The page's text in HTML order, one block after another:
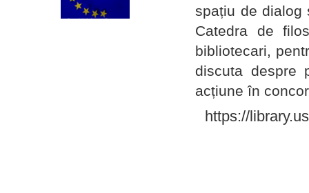
spațiu de dialog
Catedra de
bibliotecari,
discuta despre
acțiune în
https://